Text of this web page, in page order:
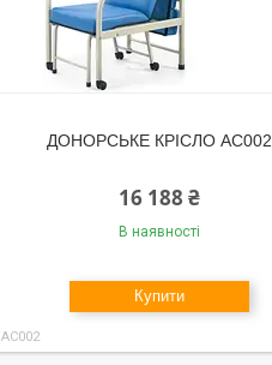
ДОНОРСЬКЕ КРІСЛО AC002
16 188 ₴
В наявності
Купити
AC002